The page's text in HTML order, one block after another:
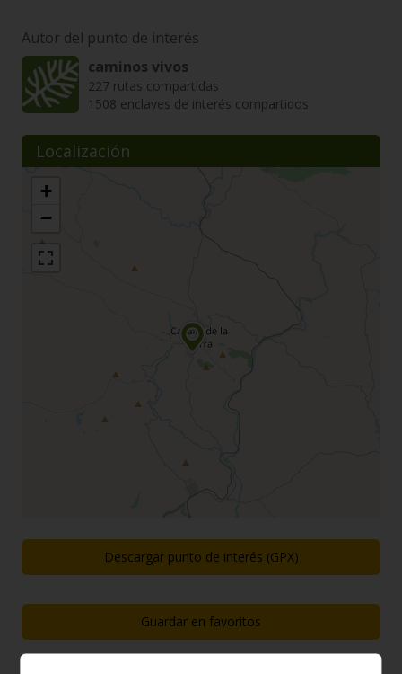
Autor del punto de interés
caminos vivos
227 rutas compartidas
1508 enclaves de interés compartidos
Localización
+
−
Descargar punto de interés (GPX)
Guardar en favoritos